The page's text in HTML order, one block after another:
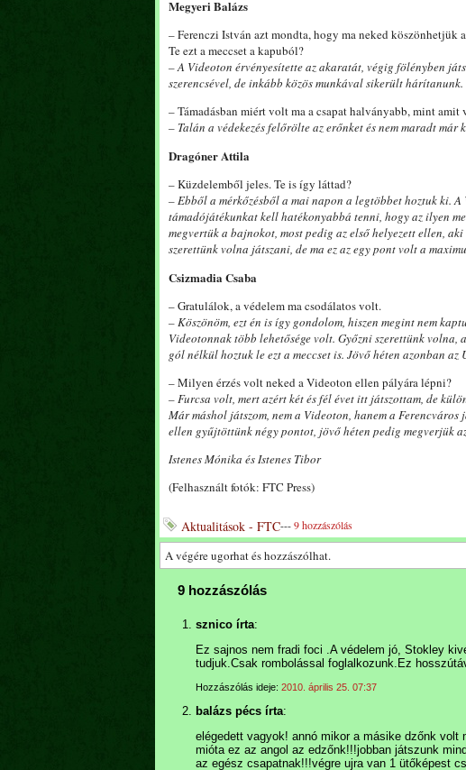
Megyeri Balázs
– Ferenczi István azt mondta, hogy ma neked
Te ezt a meccset a kapuból?
– A Videoton érvényesítette az akaratát, végig fölényben
szerencsével, de inkább közös munkával sikerült hárítanunk.
– Támadásban miért volt ma a csapat halványabb, mint amit
– Talán a védekezés felőrölte az erőnket és nem maradt
Dragóner Attila
– Küzdelemből jeles. Te is így láttad?
– Ebből a mérkőzésből a mai napon a legtöbbet hoztuk ki.
támadójátékunkat kell hatékonyabbá tenni, hogy az ilyen
megvertük a bajnokot, most pedig az első helyezett ellen,
szerettünk volna játszani, de ma ez az egy pont volt a
Csizmadia Csaba
– Gratulálok, a védelem ma csodálatos volt.
– Köszönöm, ezt én is így gondolom, hiszen megint nem
Videotonnak több lehetősége volt. Győzni szerettünk volna,
gól nélkül hoztuk le ezt a meccset is. Jövő héten azonban
– Milyen érzés volt neked a Videoton ellen pályára lépni?
– Furcsa volt, mert azért két és fél évet itt játszottam, de
Már máshol játszom, nem a Videoton, hanem a
ellen gyűjtöttünk négy pontot, jövő héten pedig megverjük
Istenes Mónika és Istenes Tibor
(Felhasznált fotók: FTC Press)
Aktualitások - FTC---9 hozzászólás
A végére ugorhat és hozzászólhat.
9 hozzászólás
sznico írta:
Ez sajnos nem fradi foci .A védelem jó, Stokley
tudjuk.Csak rombolással foglalkozunk.Ez
Hozzászólás ideje: 2010. április 25. 07:37
balázs pécs írta:
elégedett vagyok! annó mikor a másike dzőnk
mióta ez az angol az edzőnk!!!jobban játszunk
az egész csapatnak!!!végre ujra van 1 ütőképest